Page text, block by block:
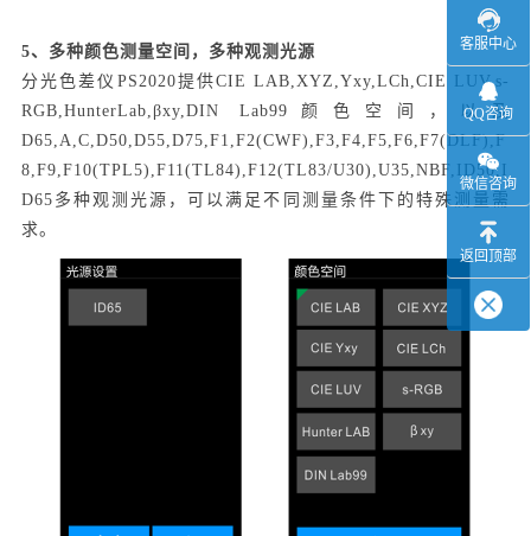
5、多种颜色测量空间，多种观测光源
分光色差仪PS2020提供CIE LAB,XYZ,Yxy,LCh,CIE LUV,s-
RGB,HunterLab,βxy,DIN Lab99颜色空间，以及
D65,A,C,D50,D55,D75,F1,F2(CWF),F3,F4,F5,F6,F7(DLF),F
8,F9,F10(TPL5),F11(TL84),F12(TL83/U30),U35,NBF,ID50,I
D65多种观测光源，可以满足不同测量条件下的特殊测量需
求。
客服中心
QQ咨询
微信咨询
返回顶部